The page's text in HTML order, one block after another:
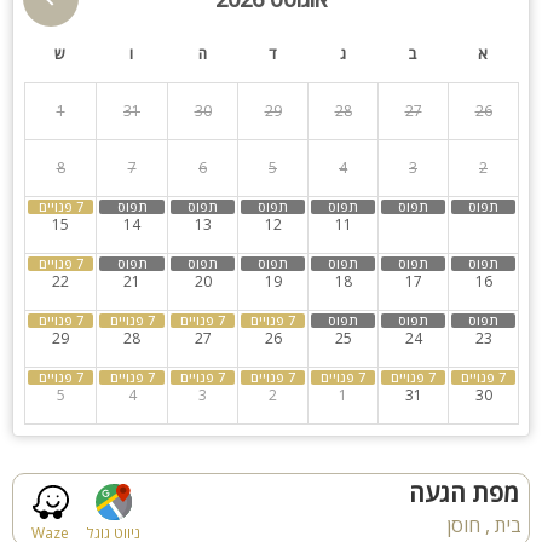
אטרקציות:
מבשלת בירה בוטיק בחוסן, רכיבה על סוסים, מסלולי טיולים והליכה,
מרכזי קניות, אגם המונפורט, נחל כזיב, מרחק נסיעה קצר לערים
תאורת גן גינה
בריכה מקורה חצר
קבוצות גדולות
א ב ג ד ה ו ש
26
27
28
29
30
31
1
2
3
4
5
6
7
8
11
12
13
14
15
16
17
18
19
20
21
22
23
24
25
26
27
28
29
30
31
1
2
3
4
5
Waze ניווט גוגל
מפת הגעה
בית , חוסן